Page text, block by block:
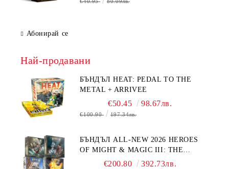
Абонирай се
Най-продавани
БЪНДЪЛ HEAT: PEDAL TO THE
METAL + ARRIVEE
€50.45 98.67лв.
€100.90 197.34лв.
БЪНДЪЛ ALL-NEW 2026 HEROES
OF MIGHT & MAGIC III: THE
BOARD GAME EXPANSIONS -
€200.80 392.73лв.